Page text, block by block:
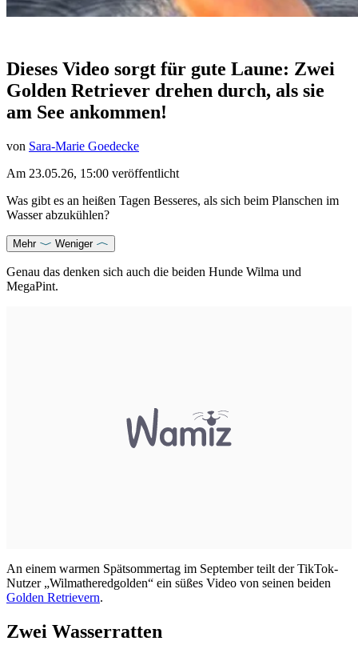
Dieses Video sorgt für gute Laune: Zwei
Golden Retriever drehen durch, als sie
am See ankommen!
von Sara-Marie Goedecke
Am 23.05.26, 15:00 veröffentlicht
Was gibt es an heißen Tagen Besseres, als sich beim Planschen im
Wasser abzukühlen?
Mehr Weniger
Genau das denken sich auch die beiden Hunde Wilma und
MegaPint.
An einem warmen Spätsommertag im September teilt der TikTok-
Nutzer „Wilmatheredgolden“ ein süßes Video von seinen beiden
Golden Retrievern.
Zwei Wasserratten